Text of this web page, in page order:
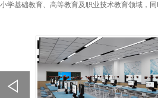
小学基础教育、高等教育及职业技术教育领域，